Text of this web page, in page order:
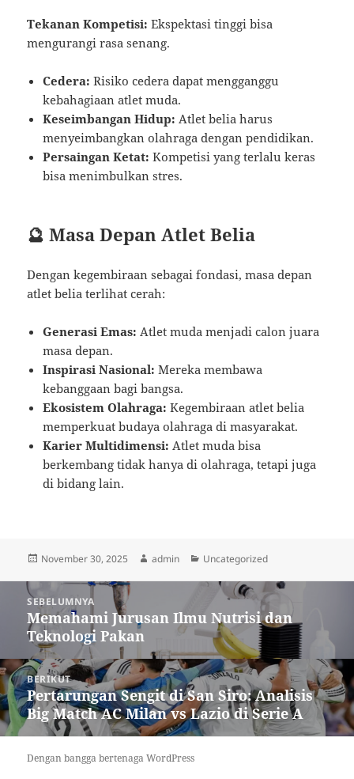
Tekanan Kompetisi: Ekspektasi tinggi bisa
mengurangi rasa senang.
Cedera: Risiko cedera dapat mengganggu
kebahagiaan atlet muda.
Keseimbangan Hidup: Atlet belia harus
menyeimbangkan olahraga dengan pendidikan.
Persaingan Ketat: Kompetisi yang terlalu keras
bisa menimbulkan stres.
🔮 Masa Depan Atlet Belia
Dengan kegembiraan sebagai fondasi, masa depan
atlet belia terlihat cerah:
Generasi Emas: Atlet muda menjadi calon juara
masa depan.
Inspirasi Nasional: Mereka membawa
kebanggaan bagi bangsa.
Ekosistem Olahraga: Kegembiraan atlet belia
memperkuat budaya olahraga di masyarakat.
Karier Multidimensi: Atlet muda bisa
berkembang tidak hanya di olahraga, tetapi juga
di bidang lain.
Diposkan
November 30, 2025 Penulis
admin Kategori
Uncategorized
Navigasi
SEBELUMNYA
Pos
sebelumnya:
Memahami Jurusan Ilmu Nutrisi dan
Teknologi Pakan
BERIKUT
Pos
berikutnya:
Pertarungan Sengit di San Siro: Analisis
Big Match AC Milan vs Lazio di Serie A
Dengan bangga bertenaga WordPress